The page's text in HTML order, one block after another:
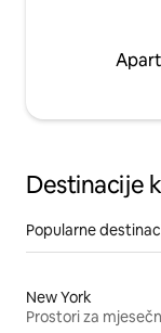
Destinacije
Popularne
New York
Prostori za